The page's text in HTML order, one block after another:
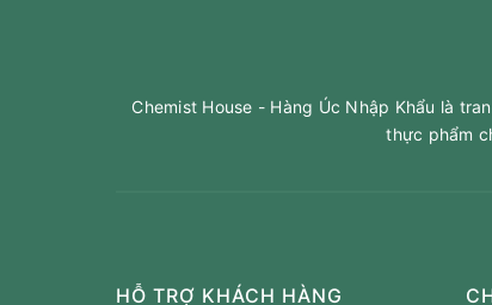
Chemist House - Hàng Úc Nhập Khẩu là
thực phẩm
HỖ TRỢ KHÁCH HÀNG